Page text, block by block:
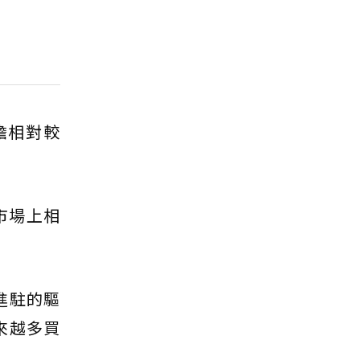
相對較
場上相
駐的驅
越多買